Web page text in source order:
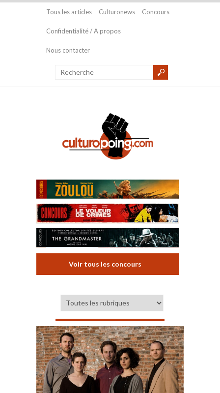
Tous les articles Culturonews Concours
Confidentialité / A propos
Nous contacter
Voir tous les concours